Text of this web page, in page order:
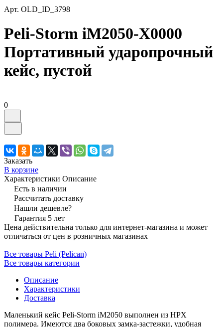
Арт. OLD_ID_3798
Peli-Storm iM2050-X0000
Портативный ударопрочный
кейс, пустой
0
Заказать
В корзине
Характеристики Описание
Есть в наличии
Рассчитать доставку
Нашли дешевле?
Гарантия 5 лет
Цена действительна только для интернет-магазина и может
отличаться от цен в розничных магазинах
Все товары Peli (Pelican)
Все товары категории
Описание
Характеристики
Доставка
Маленький кейс Peli-Storm iM2050 выполнен из HPX
полимера. Имеются два боковых замка-застежки, удобная